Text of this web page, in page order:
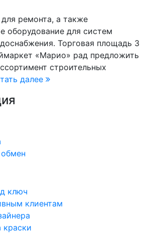
ремонта, а также
оборудование для систем
Торговая площадь 3
«Марио» рад предложить
строительных
далее
ключ
клиентам
краски